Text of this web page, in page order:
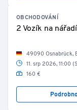
OBCHODOVÁNÍ
2 Vozík na
49090 Osnabrück,
11. srp 2026, 11:00
160 €